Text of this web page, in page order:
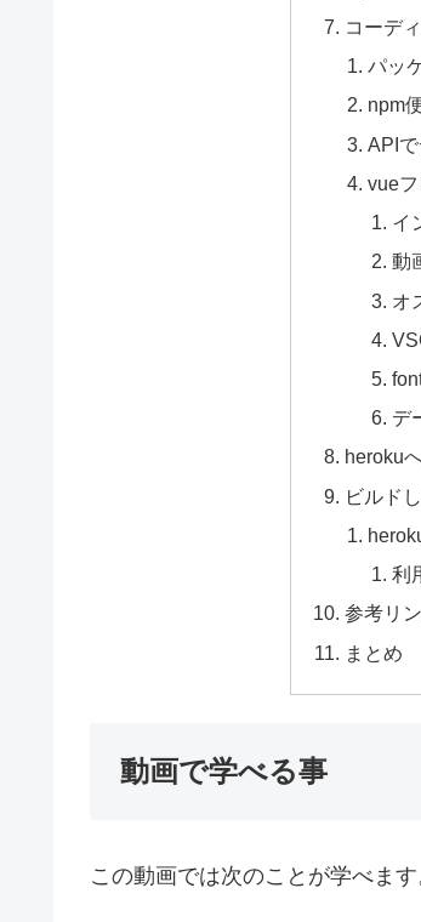
コーデ
パッ
npm
API
vue
イ
動
オ
デ
heroku
ビルド
利
参考リ
まとめ
動画で学べる事
この動画では次のことが学べます